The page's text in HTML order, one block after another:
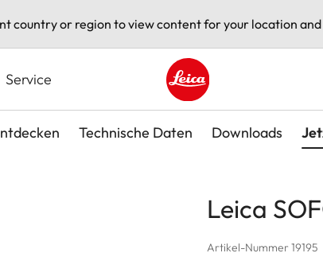
country or region to view content for your location
Service
Leica logo - Home
Technische Daten Downloads
Leica
Artikel-Nummer 19195